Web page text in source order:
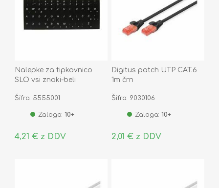
Nalepke za tipkovnico
SLO vsi znaki-beli
Šifra: 5555001
Zaloga: 10+
4,21 € z DDV
Digitus patch UTP CAT.6
1m črn
Šifra: 9030106
Zaloga: 10+
2,01 € z DDV